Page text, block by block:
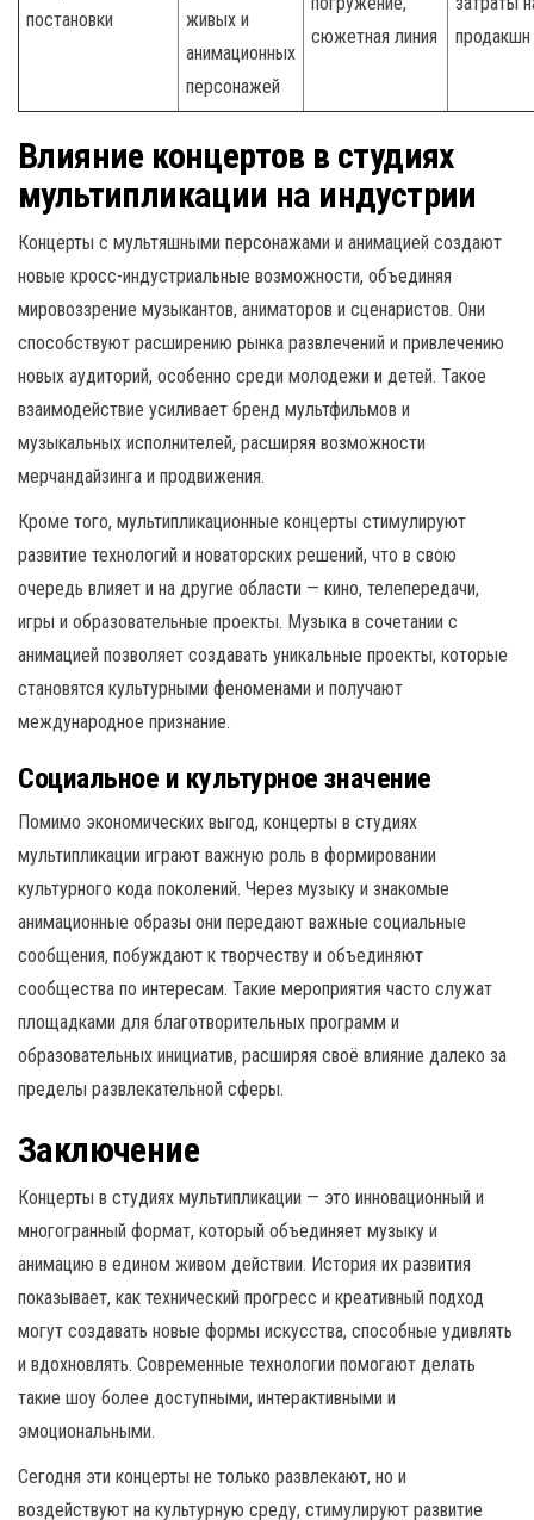
постановки
живых и
анимационных
персонажей
сюжетная линия
продакшн
Влияние концертов в студиях
мультипликации на индустрии
Концерты с мультяшными персонажами и анимацией создают
новые кросс-индустриальные возможности, объединяя
мировоззрение музыкантов, аниматоров и сценаристов. Они
способствуют расширению рынка развлечений и привлечению
новых аудиторий, особенно среди молодежи и детей. Такое
взаимодействие усиливает бренд мультфильмов и
музыкальных исполнителей, расширяя возможности
мерчандайзинга и продвижения.
Кроме того, мультипликационные концерты стимулируют
развитие технологий и новаторских решений, что в свою
очередь влияет и на другие области — кино, телепередачи,
игры и образовательные проекты. Музыка в сочетании с
анимацией позволяет создавать уникальные проекты, которые
становятся культурными феноменами и получают
международное признание.
Социальное и культурное значение
Помимо экономических выгод, концерты в студиях
мультипликации играют важную роль в формировании
культурного кода поколений. Через музыку и знакомые
анимационные образы они передают важные социальные
сообщения, побуждают к творчеству и объединяют
сообщества по интересам. Такие мероприятия часто служат
площадками для благотворительных программ и
образовательных инициатив, расширяя своё влияние далеко за
пределы развлекательной сферы.
Заключение
Концерты в студиях мультипликации — это инновационный и
многогранный формат, который объединяет музыку и
анимацию в едином живом действии. История их развития
показывает, как технический прогресс и креативный подход
могут создавать новые формы искусства, способные удивлять
и вдохновлять. Современные технологии помогают делать
такие шоу более доступными, интерактивными и
эмоциональными.
Сегодня эти концерты не только развлекают, но и
воздействуют на культурную среду, стимулируют развитие